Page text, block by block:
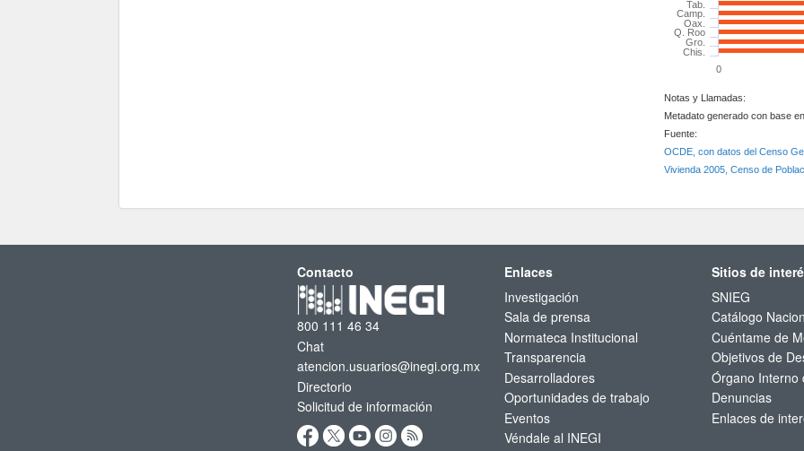
Tab.
Camp.
Oax.
Q. Roo
Gro.
Chis.
0
Notas y Llamadas:
Metadato generado con base
Fuente:
OCDE, con datos del Censo
Vivienda 2005, Censo de
Contacto
800 111 46 34
Chat
atencion.usuarios@inegi.org.mx
Directorio
Solicitud de información
Enlaces
Investigación
Sala de prensa
Normateca Institucional
Transparencia
Desarrolladores
Oportunidades de trabajo
Eventos
Véndale al INEGI
Sitios de
SNIEG
Catálogo
Cuéntame de
Objetivos de
Órgano Interno
Denuncias
Enlaces de